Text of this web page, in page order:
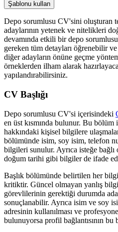
Şablonu kullan
Depo sorumlusu CV'sini oluşturan
adaylarının yetenek ve nitelikleri
devamında etkili bir depo
gereken tüm detayları öğrenebilir
diğer adayların önüne geçme
örneklerden ilham alarak
yapılandırabilirsiniz.
CV Başlığı
Depo sorumlusu CV'si içerisindeki
en üst kısmında bulunur. Bu
hakkındaki kişisel bilgilere
bölümünde isim, soy isim, telefon
bilgileri sunulur. Ayrıca isteğe
doğum tarihi gibi bilgiler de ifade
Başlık bölümünde belirtilen her
kritiktir. Güncel olmayan yanlış
görevlilerinin gerektiği durumda
sonuçlanabilir. Ayrıca isim ve soy
adresinin kullanılması ve
bulunuyorsa profil bağlantısının bu